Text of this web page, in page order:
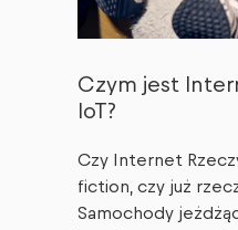
Czym jest
IoT?
Czy Internet
fiction, czy już
Samochody